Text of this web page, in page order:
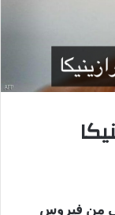
من فيروس